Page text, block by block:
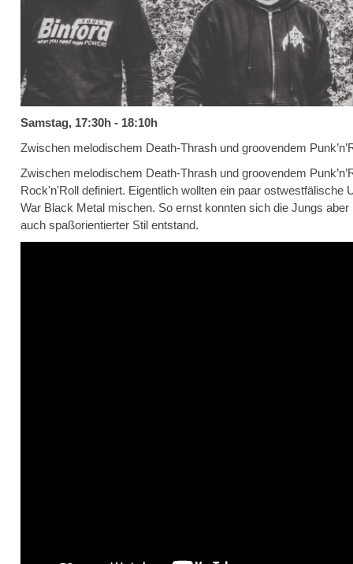
Samstag, 17:30h - 18:10h
Zwischen melodischem Death-Thrash und groovendem
Zwischen melodischem Death-Thrash und groovendem
Rock'n'Roll definiert. Eigentlich wollten ein paar ostwestfälische
War Black Metal mischen. So ernst konnten sich die Jungs
auch spaßorientierter Stil entstand.